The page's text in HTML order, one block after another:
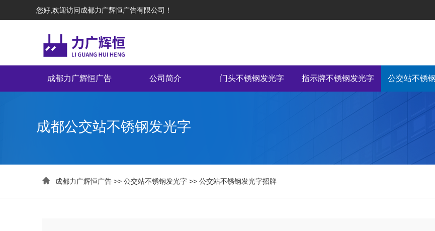
您好,欢迎访问成都力广辉恒广告有限公司！
成都力广辉恒广告 公司简介 门头不锈钢发光字 指示牌不锈钢发光字 公交站不锈
成都公交站不锈钢发光字
 成都力广辉恒广告 >> 公交站不锈钢发光字 >> 公交站不锈钢发光字招牌